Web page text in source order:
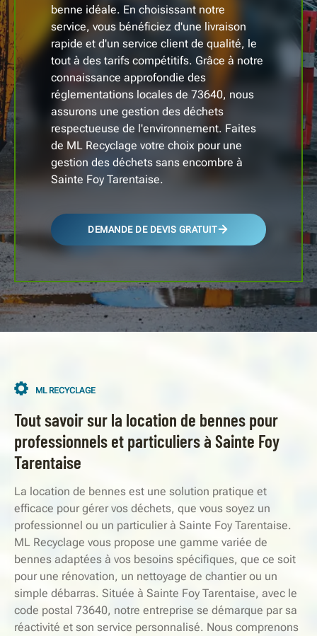
benne idéale. En choisissant notre
service, vous bénéficiez d'une livraison
rapide et d'un service client de qualité, le
tout à des tarifs compétitifs. Grâce à notre
connaissance approfondie des
réglementations locales de 73640, nous
assurons une gestion des déchets
respectueuse de l'environnement. Faites
de ML Recyclage votre choix pour une
gestion des déchets sans encombre à
Sainte Foy Tarentaise.
DEMANDE DE DEVIS GRATUIT
ML RECYCLAGE
Tout savoir sur la location de bennes pour
professionnels et particuliers à Sainte Foy
Tarentaise
La location de bennes est une solution pratique et
efficace pour gérer vos déchets, que vous soyez un
professionnel ou un particulier à Sainte Foy Tarentaise.
ML Recyclage vous propose une gamme variée de
bennes adaptées à vos besoins spécifiques, que ce soit
pour une rénovation, un nettoyage de chantier ou un
simple débarras. Située à Sainte Foy Tarentaise, avec le
code postal 73640, notre entreprise se démarque par sa
réactivité et son service personnalisé. Nous comprenons